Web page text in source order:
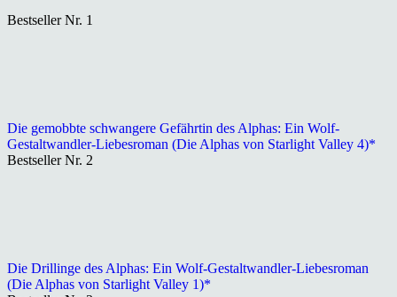
Bestseller Nr. 1
Die gemobbte schwangere Gefährtin des Alphas: Ein Wolf-
Gestaltwandler-Liebesroman (Die Alphas von Starlight Valley 4)*
Bestseller Nr. 2
Die Drillinge des Alphas: Ein Wolf-Gestaltwandler-Liebesroman
(Die Alphas von Starlight Valley 1)*